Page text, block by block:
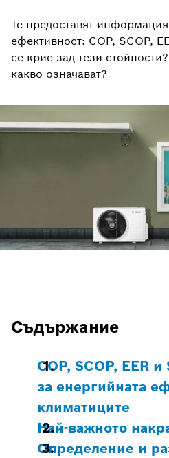
Те предоставят
ефективност: COP, SCOP,
се крие зад тези
какво означават?
Съдържание
COP, SCOP, EER
за енергийната
климатиците
Най-важното
Определение и